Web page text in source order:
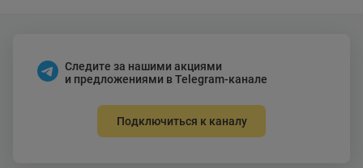
Следите за нашими акциями
и предложениями в Telegram-канале
Подключиться к каналу